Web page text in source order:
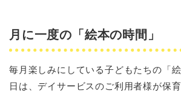
月に一度の「絵本の時間」
毎月楽しみにしている子どもたちの「
日は、デイサービスのご利用者様が保